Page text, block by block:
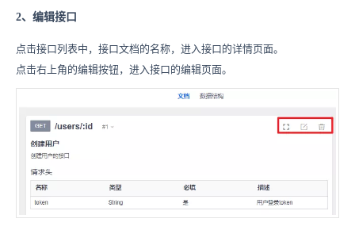
2、编辑接口
点击接口列表中，接口文档的名称，进入接口的详情页面。
点击右上角的编辑按钮，进入接口的编辑页面。